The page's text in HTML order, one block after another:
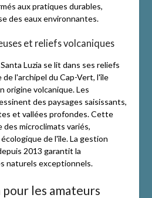
aux pratiques durables,
des eaux environnantes.
et reliefs volcaniques
Luzia se lit dans ses reliefs
de l'archipel du Cap-Vert, l'île
origine volcanique. Les
des paysages saisissants,
et vallées profondes. Cette
microclimats variés,
de l'île. La gestion
2013 garantit la
naturels exceptionnels.
les amateurs